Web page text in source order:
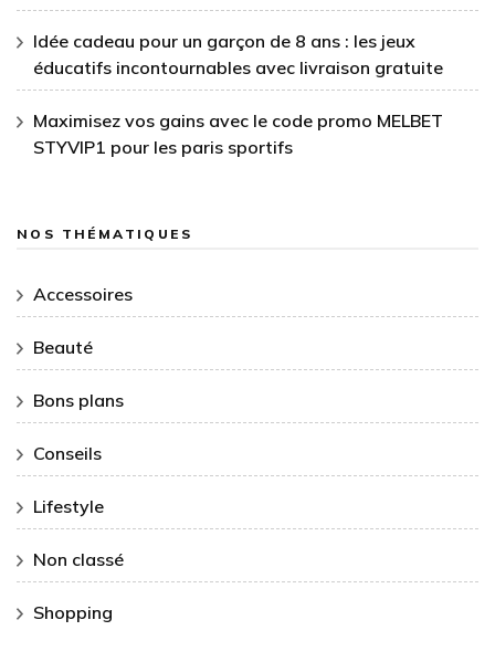
Idée cadeau pour un garçon de 8 ans : les jeux
éducatifs incontournables avec livraison gratuite
Maximisez vos gains avec le code promo MELBET
STYVIP1 pour les paris sportifs
NOS THÉMATIQUES
Accessoires
Beauté
Bons plans
Conseils
Lifestyle
Non classé
Shopping